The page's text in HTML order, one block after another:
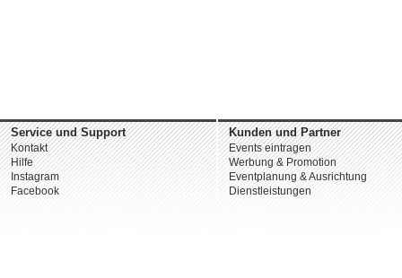
Service und Support
Kontakt
Hilfe
Instagram
Facebook
Kunden und Partner
Events eintragen
Werbung & Promotion
Eventplanung & Ausrichtung
Dienstleistungen